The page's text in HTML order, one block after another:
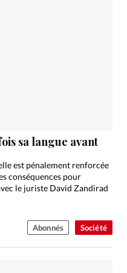
Société
sa langue avant
est pénalement renforcée
conséquences pour
le juriste David Zandirad
Abonnés